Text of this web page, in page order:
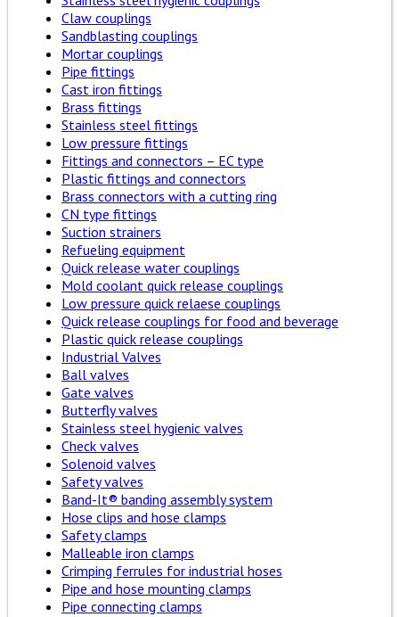
Claw couplings
Sandblasting couplings
Mortar couplings
Pipe fittings
Cast iron fittings
Brass fittings
Stainless steel fittings
Low pressure fittings
Fittings and connectors – EC type
Plastic fittings and connectors
Brass connectors with a cutting ring
CN type fittings
Suction strainers
Refueling equipment
Quick release water couplings
Mold coolant quick release couplings
Low pressure quick relaese couplings
Quick release couplings for food and beverage
Plastic quick release couplings
Industrial Valves
Ball valves
Gate valves
Butterfly valves
Stainless steel hygienic valves
Check valves
Solenoid valves
Safety valves
Band-It® banding assembly system
Hose clips and hose clamps
Safety clamps
Malleable iron clamps
Crimping ferrules for industrial hoses
Pipe and hose mounting clamps
Pipe connecting clamps